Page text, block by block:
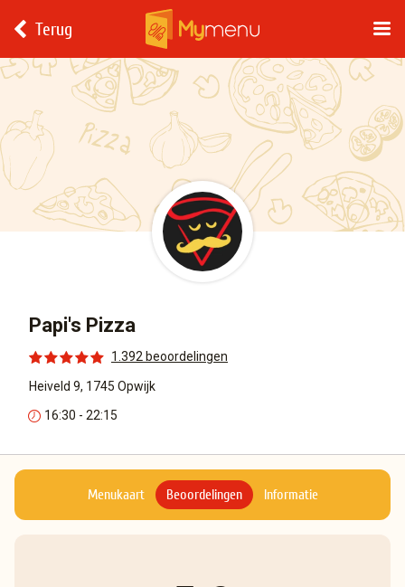
Terug
Papi's Pizza
1.392 beoordelingen
Heiveld 9, 1745 Opwijk
16:30 - 22:15
Menukaart Beoordelingen Informatie